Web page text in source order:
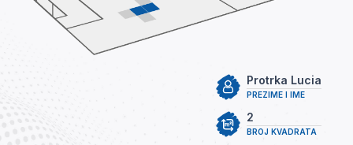
PREZIME I IME
Protrka Lucia
BROJ KVADRATA
2